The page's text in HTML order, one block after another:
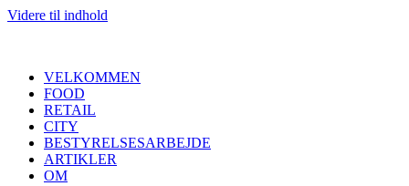
Videre til indhold
VELKOMMEN
FOOD
RETAIL
CITY
BESTYRELSESARBEJDE
ARTIKLER
OM